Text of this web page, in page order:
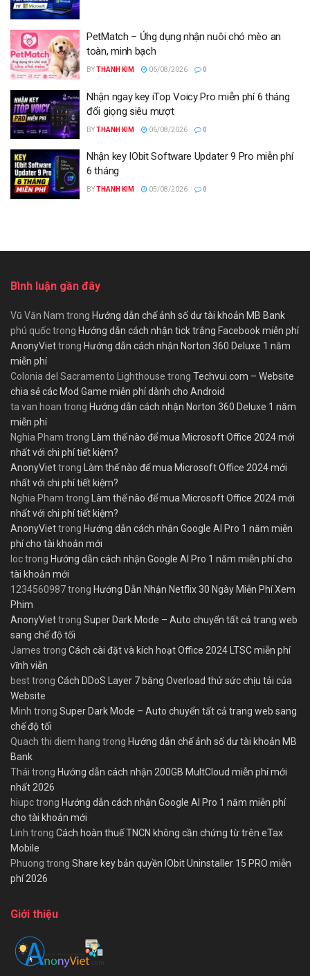
PetMatch – Ứng dụng nhận nuôi chó mèo an
toàn, minh bạch
BYTHANH KIM 06/08/2026 0
Nhận ngay key iTop Voicy Pro miễn phí 6 tháng
đổi giọng siêu mượt
BYTHANH KIM 06/08/2026 0
Nhận key IObit Software Updater 9 Pro miễn phí
6 tháng
BYTHANH KIM 05/08/2026 0
Bình luận gần đây
Vũ Văn Nam trong Hướng dẫn chế ảnh số dư tài khoản MB Bank
phú quốctrong Hướng dẫn cách nhận tick trắng Facebook miễn phí
AnonyViettrong Hướng dẫn cách nhận Norton 360 Deluxe 1 năm
miễn phí
Colonia del Sacramento Lighthouse trong Techvui.com – Website
chia sẻ các Mod Game miễn phí dành cho Android
ta van hoan trong Hướng dẫn cách nhận Norton 360 Deluxe 1 năm
miễn phí
Nghia Pham trong Làm thế nào để mua Microsoft Office 2024 mới
nhất với chi phí tiết kiệm?
AnonyViettrong Làm thế nào để mua Microsoft Office 2024 mới
nhất với chi phí tiết kiệm?
Nghia Pham trong Làm thế nào để mua Microsoft Office 2024 mới
nhất với chi phí tiết kiệm?
AnonyViettrong Hướng dẫn cách nhận Google AI Pro 1 năm miễn
phí cho tài khoản mới
loctrong Hướng dẫn cách nhận Google AI Pro 1 năm miễn phí cho
tài khoản mới
1234560987trong Hướng Dẫn Nhận Netflix 30 Ngày Miễn Phí Xem
Phim
AnonyViettrong Super Dark Mode – Auto chuyển tất cả trang web
sang chế độ tối
James trong Cách cài đặt và kích hoạt Office 2024 LTSC miễn phí
vĩnh viễn
besttrong Cách DDoS Layer 7 bằng Overload thử sức chịu tải của
Website
Minh trong Super Dark Mode – Auto chuyển tất cả trang web sang
chế độ tối
Quach thi diem hang trong Hướng dẫn chế ảnh số dư tài khoản MB
Bank
Thái trong Hướng dẫn cách nhận 200GB MultCloud miễn phí mới
nhất 2026
hiupctrong Hướng dẫn cách nhận Google AI Pro 1 năm miễn phí
cho tài khoản mới
Linh trong Cách hoàn thuế TNCN không cần chứng từ trên eTax
Mobile
Phuong trong Share key bản quyền IObit Uninstaller 15 PRO miễn
phí 2026
Giới thiệu